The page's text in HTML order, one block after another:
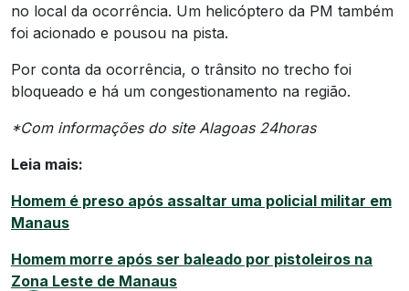
no local da ocorrência. Um helicóptero da PM também
foi acionado e pousou na pista.
Por conta da ocorrência, o trânsito no trecho foi
bloqueado e há um congestionamento na região.
*Com informações do site Alagoas 24horas
Leia mais:
Homem é preso após assaltar uma policial militar em
Manaus
Homem morre após ser baleado por pistoleiros na
Zona Leste de Manaus